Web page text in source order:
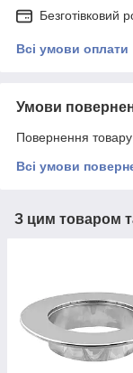
Безготівковий
Всі умови оплати
Умови
Повернення
Всі умови
З цим товаром